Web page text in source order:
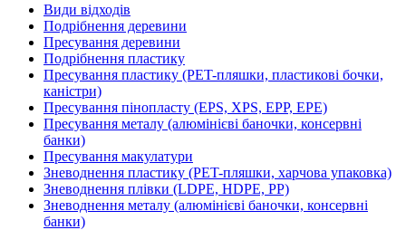
Види відходів
Подрібнення деревини
Пресування деревини
Подрібнення пластику
Пресування пластику (PET-пляшки, пластикові бочки,
каністри)
Пресування пінопласту (EPS, XPS, EPP, EPE)
Пресування металу (алюмінієві баночки, консервні
банки)
Пресування макулатури
Зневоднення пластику (PET-пляшки, харчова упаковка)
Зневоднення плівки (LDPE, HDPE, PP)
Зневоднення металу (алюмінієві баночки, консервні
банки)